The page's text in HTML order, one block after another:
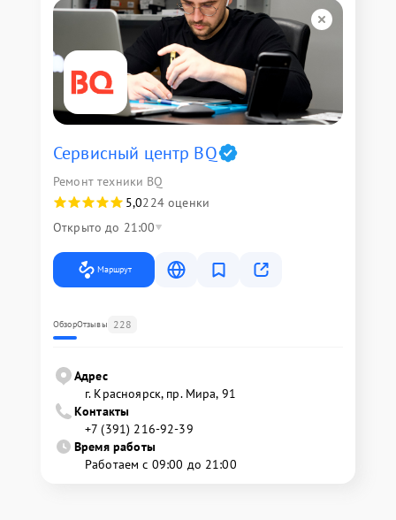
Сервисный центр BQ
Ремонт техники BQ
5,0224 оценки
Открыто до 21:00
Маршрут
ОбзорОтзывы 228
Адрес
г. Красноярск, ​пр. Мира, 91
Контакты
+7 (391) 216-92-39
Время работы
Работаем с 09:00 до 21:00